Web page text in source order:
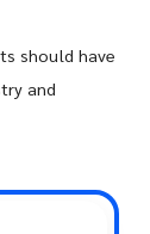
should have
and